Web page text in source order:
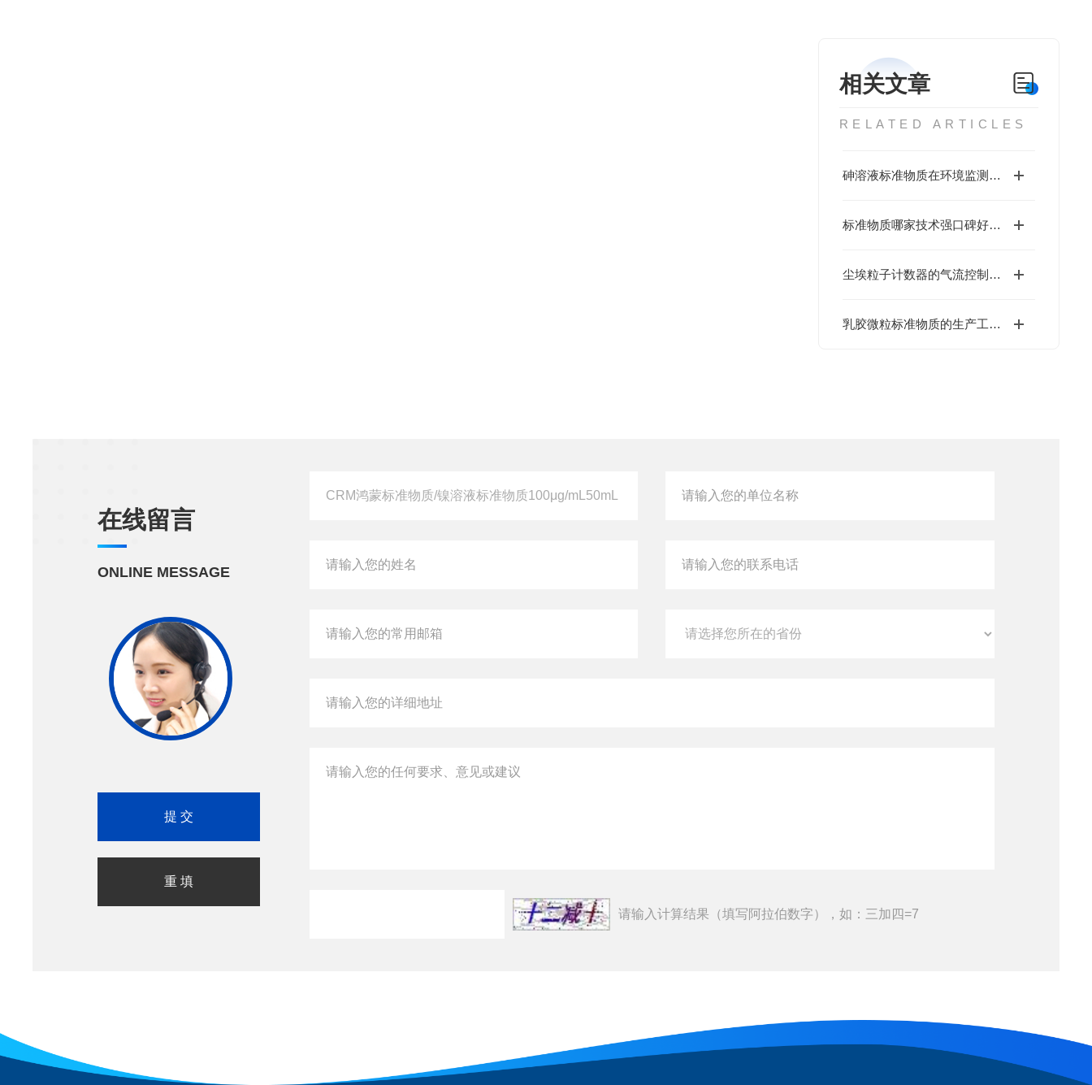
相关文章
RELATED ARTICLES
砷溶液标准物质在环境监测中的重要性
标准物质哪家技术强口碑好？海岸鸿蒙有特殊规格研制能力，免费咨询享特价优惠
尘埃粒子计数器的气流控制系统：如何实现稳定采样与粒子精准捕获？
乳胶微粒标准物质的生产工艺与优化
在线留言
ONLINE MESSAGE
请输入计算结果（填写阿拉伯数字），如：三加四=7